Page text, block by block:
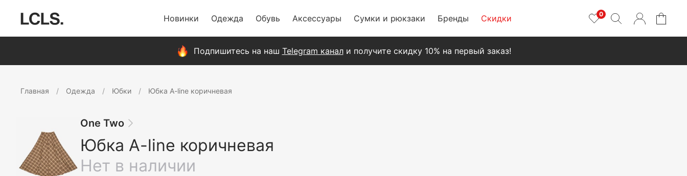
0
Новинки Одежда Обувь Аксессуары Сумки и рюкзаки Бренды Скидки
Подпишитесь на наш Telegram канали получите скидку 10% на первый заказ!
Главная Одежда Юбки Юбка A-line коричневая
One Two
Юбка A-line коричневая
Нет в наличии